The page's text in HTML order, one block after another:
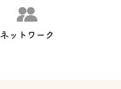
ネットワーク